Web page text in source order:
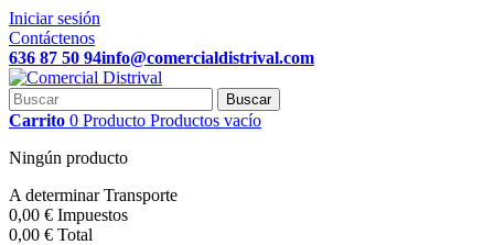
Iniciar sesión
Contáctenos
636 87 50 94info@comercialdistrival.com
Buscar
Carrito 0 Producto Productos vacío
Ningún producto
A determinarTransporte
0,00 € Impuestos
0,00 € Total